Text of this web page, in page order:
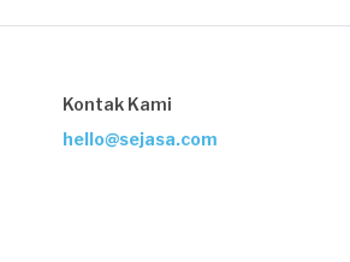
Kontak Kami
hello@sejasa.com